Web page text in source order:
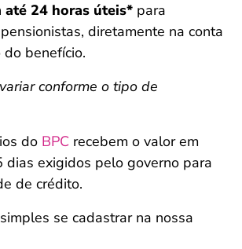
até 24 horas úteis* para
diretamente na conta
benefício.
conforme o tipo de
do BPC recebem o valor em
dias exigidos pelo governo para
de crédito.
se cadastrar na nossa